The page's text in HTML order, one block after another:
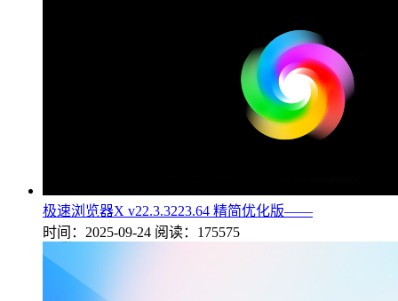
极速浏览器X v22.3.3223.64 精简优化版——
时间：2025-09-24 阅读：175575